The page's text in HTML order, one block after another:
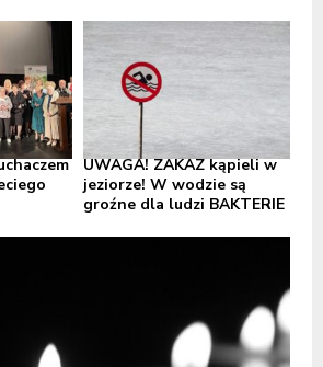
UWAGA! ZAKAZ kąpieli w
jeziorze! W wodzie są
groźne dla ludzi BAKTERIE